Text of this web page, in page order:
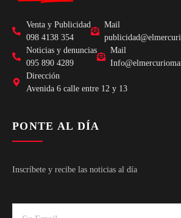
Venta y Publicidad
098 4138 354
Mail
Noticias y denuncias
095 890 4289
Mail
Dirección
Avenida 6 calle entre 12 y 13
PONTE AL DÍA
Inscríbete y recibe las noticias al día